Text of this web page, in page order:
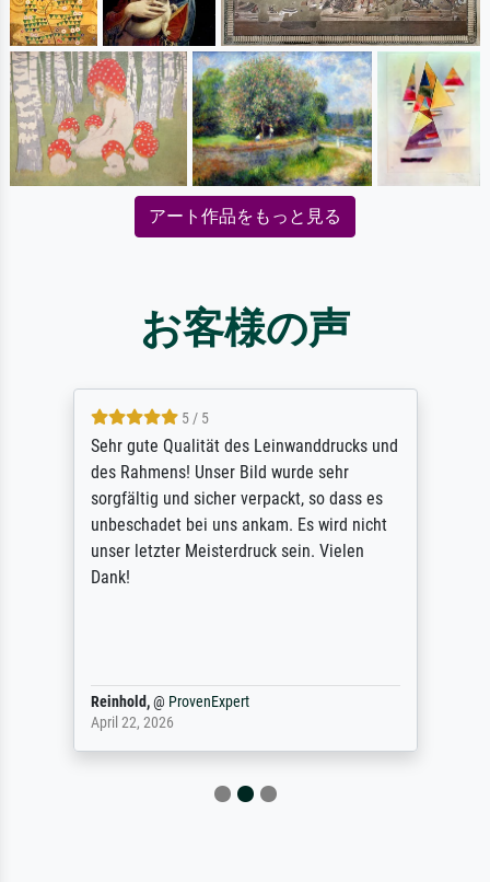
アート作品をもっと見る
お客様の声
5 / 5
Sehr gute Qualität des Leinwanddrucks und
des Rahmens! Unser Bild wurde sehr
sorgfältig und sicher verpackt, so dass es
unbeschadet bei uns ankam. Es wird nicht
unser letzter Meisterdruck sein. Vielen
Dank!
Reinhold,@ ProvenExpert
April 22, 2026